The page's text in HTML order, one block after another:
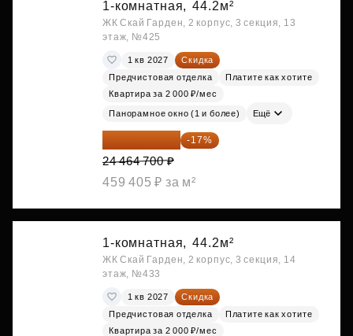
1-комнатная, 44.2м²
ЖК Скай Гарден, 2 корпус, 3 секция, 13
этаж, №425
1 кв 2027
Скидка
Предчистовая отделка
Платите как хотите
Квартира за 2 000 ₽/мес
Панорамное окно (1 и более) Ещё
20 305 701 ₽ -17%
24 464 700 ₽
459 405 ₽ за м²
1-комнатная, 44.2м²
ЖК Скай Гарден, 2 корпус, 3 секция, 14
этаж, №433
1 кв 2027
Скидка
Предчистовая отделка
Платите как хотите
Квартира за 2 000 ₽/мес